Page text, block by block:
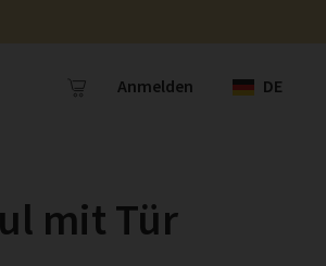
Anmelden DE
mit Tür